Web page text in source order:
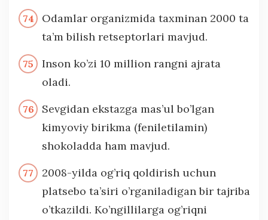
Odamlar organizmida taxminan 2000 ta
ta’m bilish retseptorlari mavjud.
Inson ko’zi 10 million rangni ajrata
oladi.
Sevgidan ekstazga mas’ul bo’lgan
kimyoviy birikma (feniletilamin)
shokoladda ham mavjud.
2008-yilda og’riq qoldirish uchun
platsebo ta’siri o’rganiladigan bir tajriba
o’tkazildi. Ko’ngillilarga og’riqni